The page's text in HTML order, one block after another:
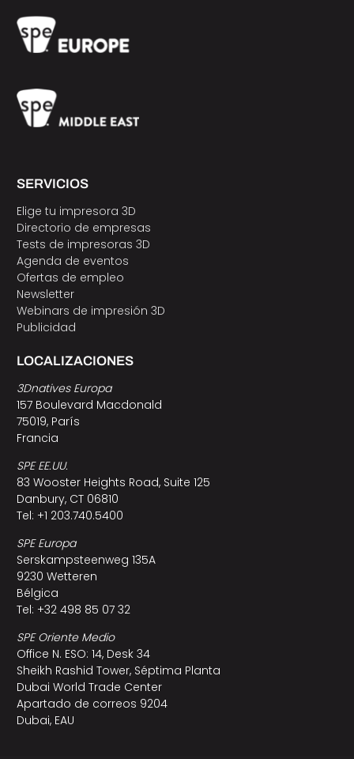
SERVICIOS
Elige tu impresora 3D
Directorio de empresas
Tests de impresoras 3D
Agenda de eventos
Ofertas de empleo
Newsletter
Webinars de impresión 3D
Publicidad
LOCALIZACIONES
3Dnatives Europa
157 Boulevard Macdonald
75019, París
Francia
SPE EE.UU.
83 Wooster Heights Road, Suite 125
Danbury, CT 06810
Tel: +1 203.740.5400
SPE Europa
Serskampsteenweg 135A
9230 Wetteren
Bélgica
Tel: +32 498 85 07 32
SPE Oriente Medio
Office N. ESO: 14, Desk 34
Sheikh Rashid Tower, Séptima Planta
Dubai World Trade Center
Apartado de correos 9204
Dubai, EAU